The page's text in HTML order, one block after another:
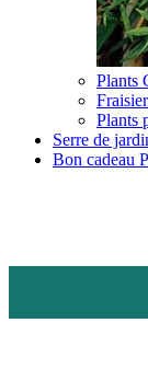
Plants
Plants
Serre de
Bon cadeau